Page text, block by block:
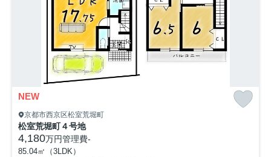
NEW
京都市西京区松室荒堀町
松室荒堀町４号地
4,180万円管理費-
85.04㎡（3LDK）